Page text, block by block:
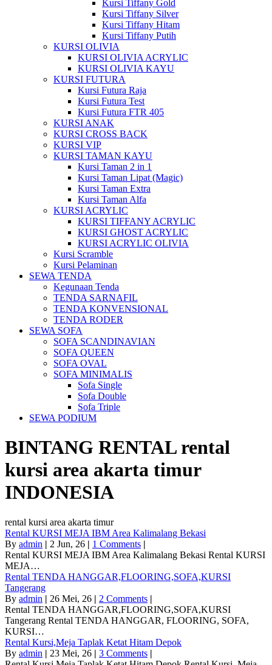
Kursi Tiffany Gold
Kursi Tiffany Silver
Kursi Tiffany Hitam
Kursi Tiffany Putih
KURSI OLIVIA
KURSI OLIVIA ACRYLIC
KURSI OLIVIA KAYU
KURSI FUTURA
Kursi Futura Raja
Kursi Futura Test
Kursi Futura FTR 405
KURSI ANAK
KURSI CROSS BACK
KURSI VIP
KURSI TAMAN KAYU
Kursi Taman 2 in 1
Kursi Taman Lipat (Magic)
Kursi Taman Extra
Kursi Taman Alfa
KURSI ACRYLIC
KURSI TIFFANY ACRYLIC
KURSI GHOST ACRYLIC
KURSI ACRYLIC OLIVIA
Kursi Scramble
Kursi Pelaminan
SEWA TENDA
Kegunaan Tenda
TENDA SARNAFIL
TENDA KONVENSIONAL
TENDA RODER
SEWA SOFA
SOFA SCANDINAVIAN
SOFA QUEEN
SOFA OVAL
SOFA MINIMALIS
Sofa Single
Sofa Double
Sofa Triple
SEWA PODIUM
BINTANG RENTALrental
kursi area akarta timur
INDONESIA
rental kursi area akarta timur
Rental KURSI MEJA IBM Area Kalimalang Bekasi
By admin | 2 Jun, 26 | 1 Comments |
Rental KURSI MEJA IBM Area Kalimalang Bekasi Rental KURSI
MEJA…
Rental TENDA HANGGAR,FLOORING,SOFA,KURSI
Tangerang
By admin | 26 Mei, 26 | 2 Comments |
Rental TENDA HANGGAR,FLOORING,SOFA,KURSI
Tangerang Rental TENDA HANGGAR, FLOORING, SOFA,
KURSI…
Rental Kursi,Meja Taplak Ketat Hitam Depok
By admin | 23 Mei, 26 | 3 Comments |